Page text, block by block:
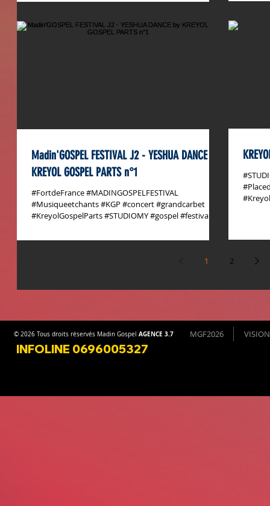
Madin'GOSPEL FESTIVAL J2 - YESHUA DANCE by
KREYOL GOSPEL PARTS n°1
#FortdeFrance #MADINGOSPELFESTIVAL
#Musiqueetchants #KGP #concert #grandcarbet
#KreyolGospelParts #STUDIOMY #gospel #festival...
1 2
INFOLINE 0696005327
© 2026 Tous droits réservés Madin Gospel AGENCE 3.7 MGF2026 VISION